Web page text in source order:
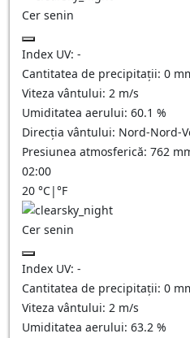
Cer senin
Index UV: -
Cantitatea de precipitații: 0
Viteza vântului: 2 m/s
Umiditatea aerului: 60.1 %
Direcția vântului: Nord-Nord-
Presiunea atmosferică: 762
02:00
20 °C|°F
Cer senin
Index UV: -
Cantitatea de precipitații: 0
Viteza vântului: 2 m/s
Umiditatea aerului: 63.2 %